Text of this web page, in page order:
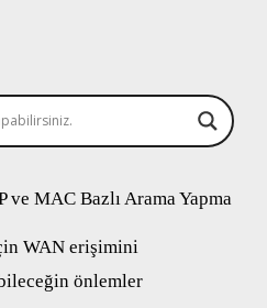
ve MAC Bazlı Arama Yapma
WAN erişimini
önlemler